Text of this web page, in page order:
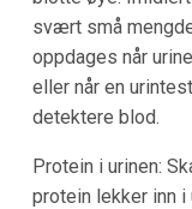
svært små
oppdages når
eller når en
detektere blod.
Protein i urinen:
protein lekker inn i